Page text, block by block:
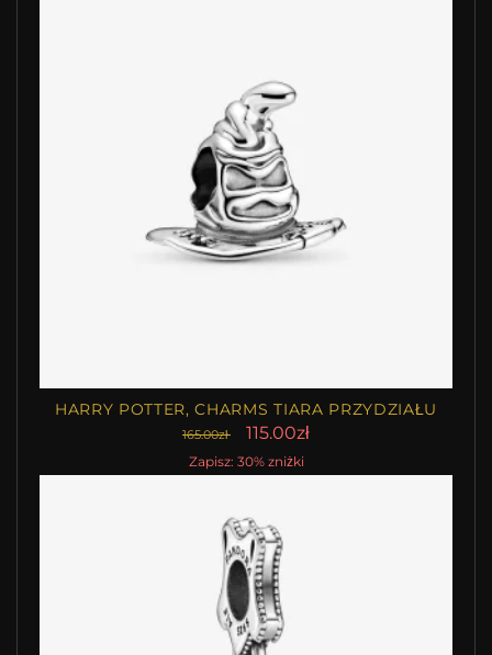
HARRY POTTER, CHARMS TIARA PRZYDZIAŁU
165.00zł 115.00zł
Zapisz: 30% zniżki